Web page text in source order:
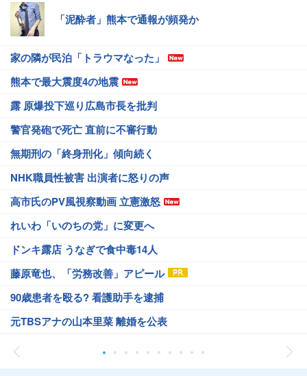
「泥酔者」熊本で通報が頻発か
家の隣が民泊「トラウマなった」
熊本で最大震度4の地震
露 原爆投下巡り広島市長を批判
警官発砲で死亡 直前に不審行動
無期刑の「終身刑化」傾向続く
NHK職員性被害 出演者に怒りの声
高市氏のPV風視察動画 立憲激怒
れいわ「いのちの党」に変更へ
ドンキ露店 うなぎで食中毒14人
藤原竜也、「労務改善」アピール
90歳患者を殴る? 看護助手を逮捕
元TBSアナの山本里菜 離婚を公表